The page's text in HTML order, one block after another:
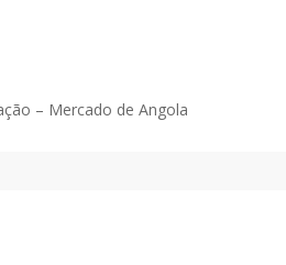
– Mercado de Angola